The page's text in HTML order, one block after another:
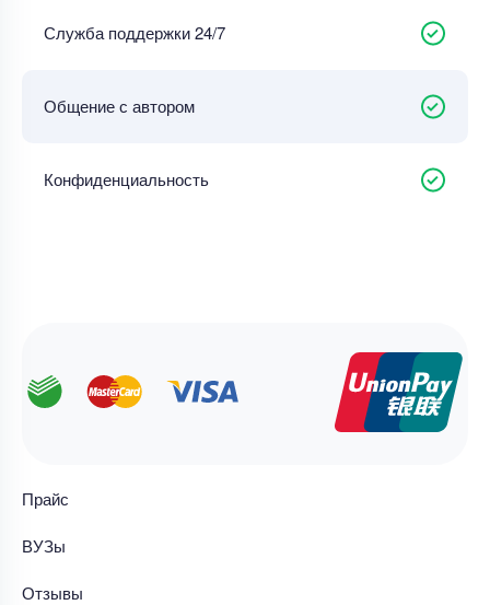
Служба поддержки 24/7
Общение с автором
Конфиденциальность
Прайс
ВУЗы
Отзывы